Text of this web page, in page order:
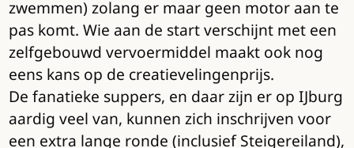
zwemmen) zolang er maar geen motor aan te
pas komt. Wie aan de start verschijnt met een
zelfgebouwd vervoermiddel maakt ook nog
eens kans op de creatievelingenprijs.
De fanatieke suppers, en daar zijn er op IJburg
aardig veel van, kunnen zich inschrijven voor
een extra lange ronde (inclusief Steigereiland),